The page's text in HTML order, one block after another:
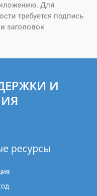
Для
требуется подпись
заголовок
И
ресурсы